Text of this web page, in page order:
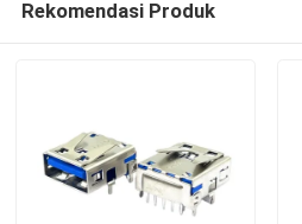
Rekomendasi Produk